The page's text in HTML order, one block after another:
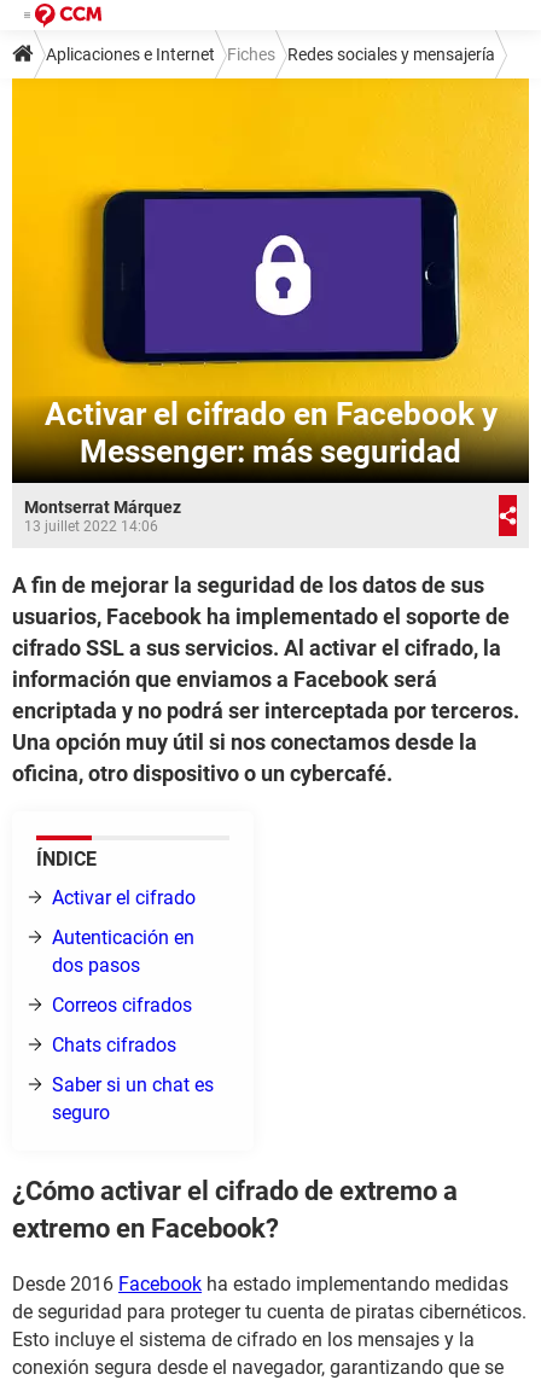
Aplicaciones e Internet Fiches Redes sociales y mensajería
Activar el cifrado en Facebook y
Messenger: más seguridad
Montserrat Márquez
13 juillet 2022 14:06
A fin de mejorar la seguridad de los datos de sus
usuarios, Facebook ha implementado el soporte de
cifrado SSL a sus servicios. Al activar el cifrado, la
información que enviamos a Facebook será
encriptada y no podrá ser interceptada por terceros.
Una opción muy útil si nos conectamos desde la
oficina, otro dispositivo o un cybercafé.
ÍNDICE
Activar el cifrado
Autenticación en
dos pasos
Correos cifrados
Chats cifrados
Saber si un chat es
seguro
¿Cómo activar el cifrado de extremo a
extremo en Facebook?
Desde 2016 Facebook ha estado implementando medidas
de seguridad para proteger tu cuenta de piratas cibernéticos.
Esto incluye el sistema de cifrado en los mensajes y la
conexión segura desde el navegador, garantizando que se